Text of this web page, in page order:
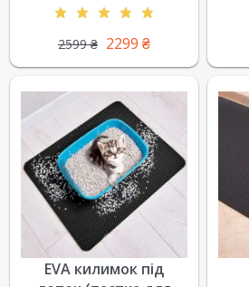
2599₴ 2299 ₴
EVA килимок під